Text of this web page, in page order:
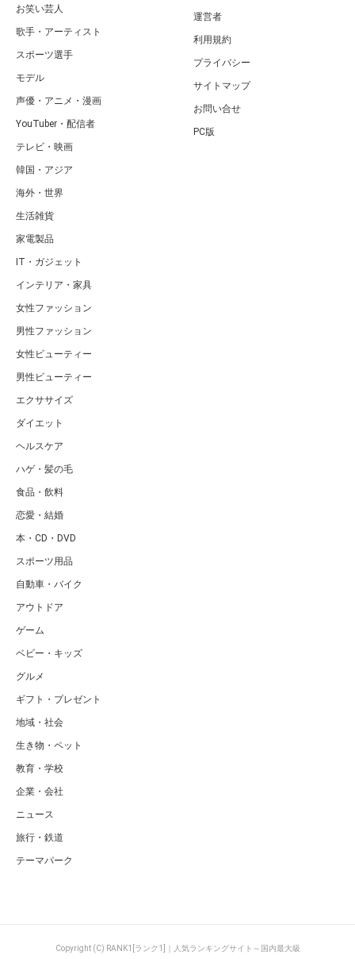
お笑い芸人
歌手・アーティスト
スポーツ選手
モデル
声優・アニメ・漫画
YouTuber・配信者
テレビ・映画
韓国・アジア
海外・世界
生活雑貨
家電製品
IT・ガジェット
インテリア・家具
女性ファッション
男性ファッション
女性ビューティー
男性ビューティー
エクササイズ
ダイエット
ヘルスケア
ハゲ・髪の毛
食品・飲料
恋愛・結婚
本・CD・DVD
スポーツ用品
自動車・バイク
アウトドア
ゲーム
ベビー・キッズ
グルメ
ギフト・プレゼント
地域・社会
生き物・ペット
教育・学校
企業・会社
ニュース
旅行・鉄道
テーマパーク
運営者
利用規約
プライバシー
サイトマップ
お問い合せ
PC版
Copyright (C) RANK1[ランク1]｜人気ランキングサイト～国内最大級